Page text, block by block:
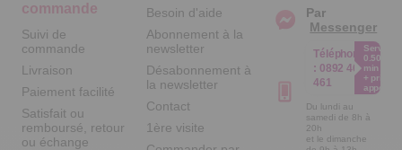
commande
Suivi de
commande
Livraison
Paiement facilité
Satisfait ou
remboursé, retour
ou échange
Besoin d'aide
Abonnement à la
newsletter
Désabonnement à
la newsletter
Contact
1ère visite
Par
Messenger
Téléphone
: 0892 461
461
Service
0.50€ /
min
+ prix
appel
Du lundi au
samedi de 8h à
20h
et le dimanche